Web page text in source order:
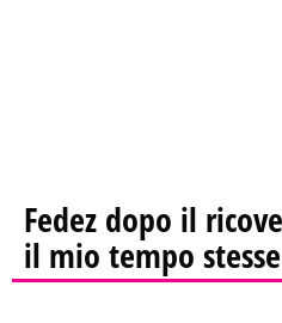
Fedez dopo il
il mio tempo